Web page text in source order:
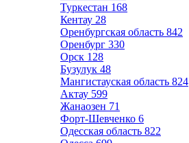
Туркестан 168
Кентау 28
Оренбургская область 842
Оренбург 330
Орск 128
Бузулук 48
Мангистауская область 824
Актау 599
Жанаозен 71
Форт-Шевченко 6
Одесская область 822